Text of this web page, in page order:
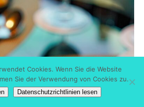
Cookies. Wenn Sie die Website
Sie der Verwendung von Cookies zu.
Datenschutzrichtlinien lesen